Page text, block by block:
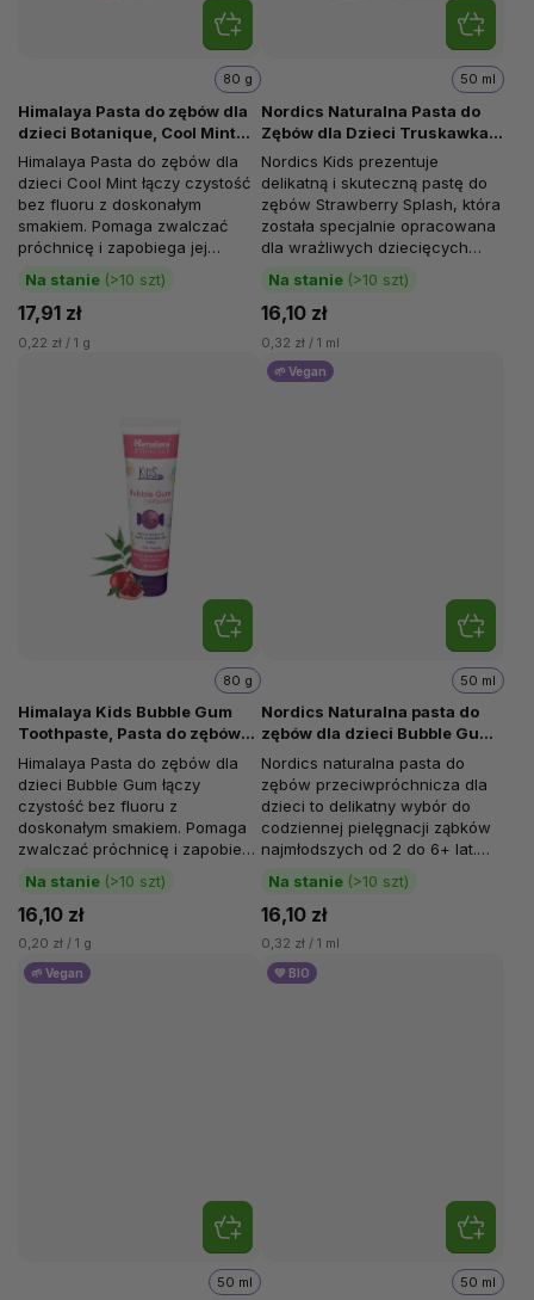
Himalaya Pasta do zębów dla
dzieci Botanique, Cool Mint
Kids, 80 g
Na stanie (>10 szt)
80 g
17,91 zł
0,22 zł / 1 g
Himalaya Pasta do zębów dla
dzieci Cool Mint łączy czystość
bez fluoru z doskonałym
smakiem. Pomaga zwalczać
próchnicę i zapobiega jej
powstawaniu. Pomaga chronić
zęby przed...
Nordics Naturalna Pasta do
Zębów dla Dzieci Truskawka z
probiotykami, 50 ml
Na stanie (>10 szt)
50 ml
16,10 zł
0,32 zł / 1 ml
Nordics Kids prezentuje
delikatną i skuteczną pastę do
zębów Strawberry Splash, która
została specjalnie opracowana
dla wrażliwych dziecięcych
dziąseł i ząbków. Ta pasta nie...
Himalaya Kids Bubble Gum
Toothpaste, Pasta do zębów
dla dzieci z gumą balonową,
80 g
Na stanie (>10 szt)
80 g
16,10 zł
0,20 zł / 1 g
Himalaya Pasta do zębów dla
dzieci Bubble Gum łączy
czystość bez fluoru z
doskonałym smakiem. Pomaga
zwalczać próchnicę i zapobiega
jej powstawaniu. Pomaga
chronić zęby przed...
🌱 Vegan
Nordics Naturalna pasta do
zębów dla dzieci Bubble Gum,
50 ml
Na stanie (>10 szt)
50 ml
16,10 zł
0,32 zł / 1 ml
Nordics naturalna pasta do
zębów przeciwpróchnicza dla
dzieci to delikatny wybór do
codziennej pielęgnacji ząbków
najmłodszych od 2 do 6+ lat.
Bez fluoru i z naciskiem na...
🌱 Vegan
50 ml
💚 BIO
50 ml